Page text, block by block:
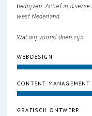
bedrijven. Actief in diverse
west Nederland.
Wat wij vooral doen zijn:
WEBDESIGN
CONTENT MANAGEMENT
GRAFISCH ONTWERP